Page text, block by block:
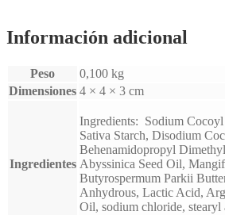
Información adicional
Peso
0,100 kg
Dimensiones 4 × 4 × 3 cm
Ingredientes
Ingredients: Sodium Cocoyl
Sativa Starch, Disodium
Behenamidopropyl
Abyssinica Seed Oil,
Butyrospermum Parkii
Anhydrous, Lactic Acid,
Oil, sodium chloride,